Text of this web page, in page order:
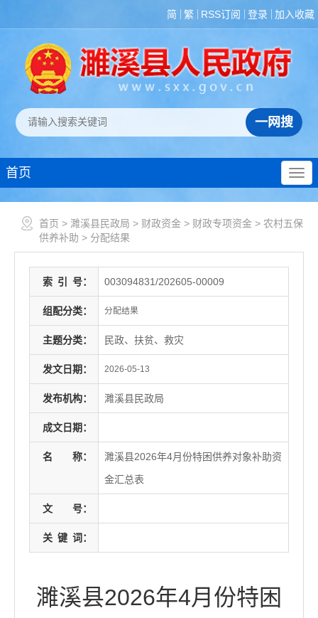
简 繁 RSS订阅 登录 加入收藏
首页
首页 > 濉溪县民政局 > 财政资金 > 财政专项资金 > 农村五保
供养补助 > 分配结果
索 引 号： 003094831/202605-00009
组配分类： 分配结果
主题分类： 民政、扶贫、救灾
发文日期： 2026-05-13
发布机构： 濉溪县民政局
成文日期：
名 称：
濉溪县2026年4月份特困供养对象补助资
金汇总表
文 号：
关 键 词：
濉溪县2026年4月份特困